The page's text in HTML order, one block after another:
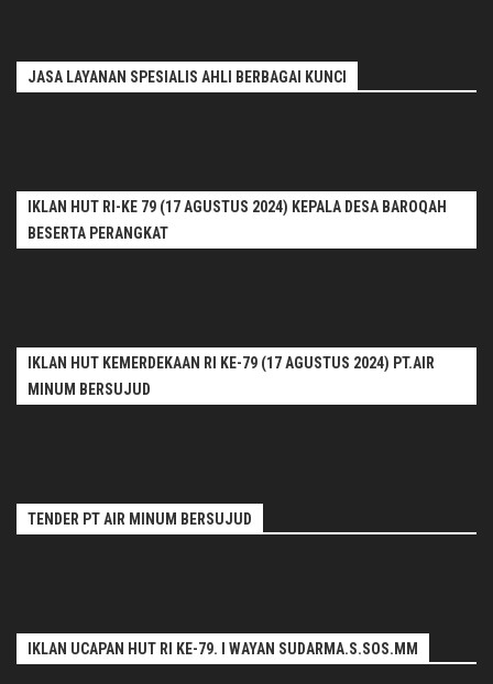
JASA LAYANAN SPESIALIS AHLI BERBAGAI KUNCI
IKLAN HUT RI-KE 79 (17 AGUSTUS 2024) KEPALA DESA BAROQAH
BESERTA PERANGKAT
IKLAN HUT KEMERDEKAAN RI KE-79 (17 AGUSTUS 2024) PT.AIR
MINUM BERSUJUD
TENDER PT AIR MINUM BERSUJUD
IKLAN UCAPAN HUT RI KE-79. I WAYAN SUDARMA.S.SOS.MM